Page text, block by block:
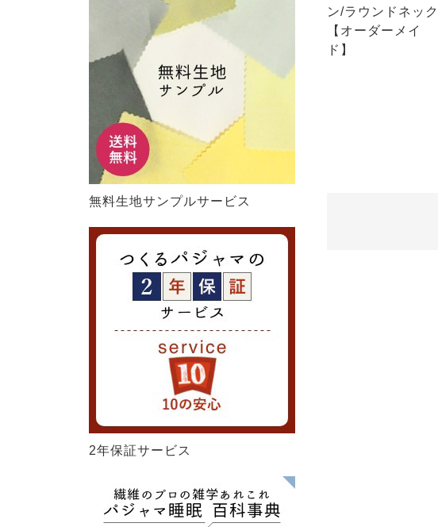
無料生地サンプルサービス
2年保証サービス
ン/ラウンドネック
【オーダーメイ
ド】